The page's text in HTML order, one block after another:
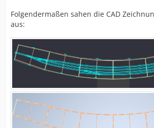
Folgendermaßen sahen die CAD
aus: